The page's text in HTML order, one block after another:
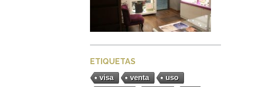
ETIQUETAS
visa venta
uso